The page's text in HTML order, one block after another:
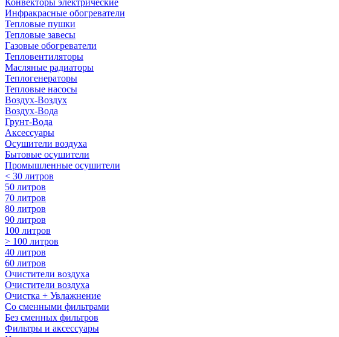
Конвекторы электрические
Инфракрасные обогреватели
Тепловые пушки
Тепловые завесы
Газовые обогреватели
Тепловентиляторы
Масляные радиаторы
Теплогенераторы
Тепловые насосы
Воздух-Воздух
Воздух-Вода
Грунт-Вода
Аксессуары
Осушители воздуха
Бытовые осушители
Промышленные осушители
< 30 литров
50 литров
70 литров
80 литров
90 литров
100 литров
> 100 литров
40 литров
60 литров
Очистители воздуха
Очистители воздуха
Очистка + Увлажнение
Cо сменными фильтрами
Без сменных фильтров
Фильтры и аксессуары